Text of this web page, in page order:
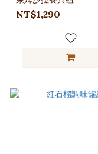
NT$1,290